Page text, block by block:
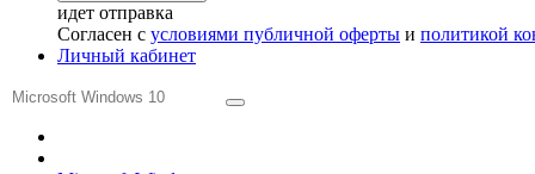
идет отправка
Согласен с условиями публичной оферты и политикой
Личный кабинет